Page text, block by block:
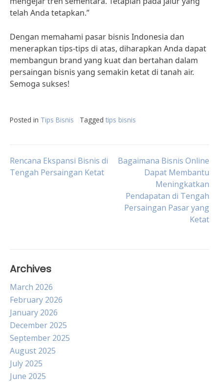
telah Anda tetapkan.”
Dengan memahami pasar bisnis Indonesia dan
menerapkan tips-tips di atas, diharapkan Anda dapat
membangun brand yang kuat dan bertahan dalam
persaingan bisnis yang semakin ketat di tanah air.
Semoga sukses!
Posted in Tips Bisnis Tagged tips bisnis
Post
Rencana Ekspansi Bisnis di
Tengah Persaingan Ketat
Bagaimana Bisnis Online
Dapat Membantu
Meningkatkan
Pendapatan di Tengah
Persaingan Pasar yang
Ketat
Archives
March 2026
February 2026
January 2026
December 2025
September 2025
August 2025
July 2025
June 2025